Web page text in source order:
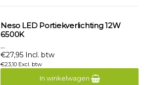
Neso LED Portiekverlichting 12W
6500K
...
€27,95 Incl. btw
€23,10 Excl. btw
In winkelwagen